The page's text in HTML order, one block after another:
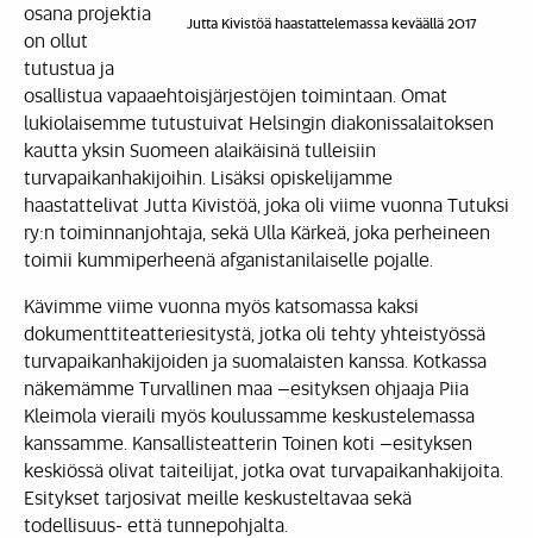
Jutta Kivistöä haastattelemassa keväällä 2017
osana projektia
on ollut
tutustua ja
osallistua vapaaehtoisjärjestöjen toimintaan. Omat
lukiolaisemme tutustuivat Helsingin diakonissalaitoksen
kautta yksin Suomeen alaikäisinä tulleisiin
turvapaikanhakijoihin. Lisäksi opiskelijamme
haastattelivat Jutta Kivistöä, joka oli viime vuonna Tutuksi
ry:n toiminnanjohtaja, sekä Ulla Kärkeä, joka perheineen
toimii kummiperheenä afganistanilaiselle pojalle.
Kävimme viime vuonna myös katsomassa kaksi
dokumenttiteatteriesitystä, jotka oli tehty yhteistyössä
turvapaikanhakijoiden ja suomalaisten kanssa. Kotkassa
näkemämme Turvallinen maa –esityksen ohjaaja Piia
Kleimola vieraili myös koulussamme keskustelemassa
kanssamme. Kansallisteatterin Toinen koti –esityksen
keskiössä olivat taiteilijat, jotka ovat turvapaikanhakijoita.
Esitykset tarjosivat meille keskusteltavaa sekä
todellisuus- että tunnepohjalta.